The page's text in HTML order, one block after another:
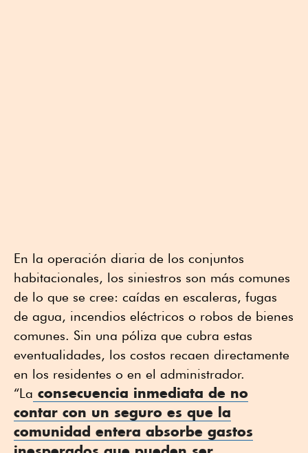
En la operación diaria de los conjuntos
habitacionales, los siniestros son más comunes
de lo que se cree: caídas en escaleras, fugas
de agua, incendios eléctricos o robos de bienes
comunes. Sin una póliza que cubra estas
eventualidades, los costos recaen directamente
en los residentes o en el administrador.
“La consecuencia inmediata de no
contar con un seguro es que la
comunidad entera absorbe gastos